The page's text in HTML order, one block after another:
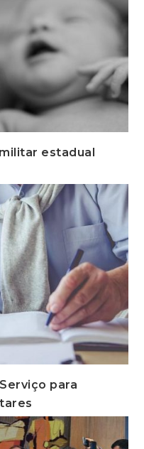
estadual
para